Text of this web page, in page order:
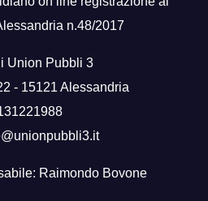
n.48/2017
Union Pubbli 3
- 15121 Alessandria
Raimondo Bovone